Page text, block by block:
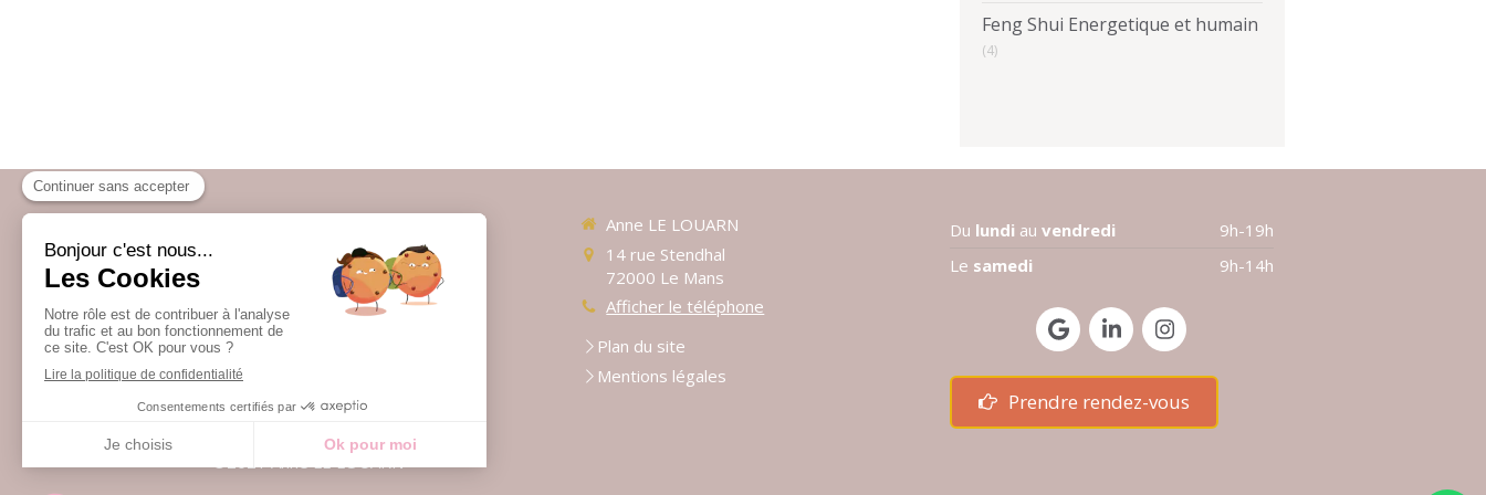
Feng Shui Energetique et humain
(4)
Infos pratiques
Témoignages
Contact
Anne LE LOUARN
14 rue Stendhal
72000 Le Mans
Afficher le téléphone
Plan du site
Mentions légales
Du lundi au vendredi
9h-19h
Le samedi 9h-14h
Prendre rendez-vous